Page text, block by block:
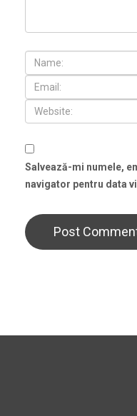
Salvează-mi numele,
navigator pentru data